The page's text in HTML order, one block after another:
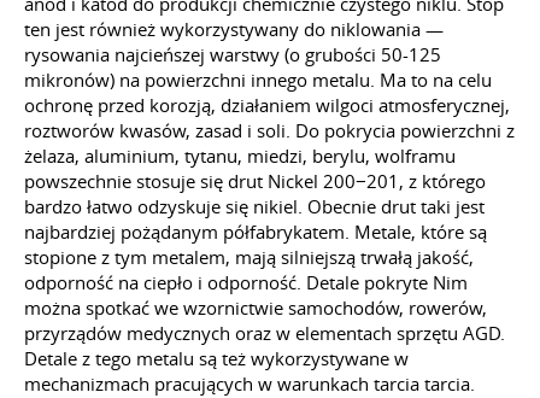
ten jest również wykorzystywany do niklowania —
rysowania najcieńszej warstwy (o grubości 50-125
mikronów) na powierzchni innego metalu. Ma to na celu
ochronę przed korozją, działaniem wilgoci atmosferycznej,
roztworów kwasów, zasad i soli. Do pokrycia powierzchni z
żelaza, aluminium, tytanu, miedzi, berylu, wolframu
powszechnie stosuje się drut Nickel 200−201, z którego
bardzo łatwo odzyskuje się nikiel. Obecnie drut taki jest
najbardziej pożądanym półfabrykatem. Metale, które są
stopione z tym metalem, mają silniejszą trwałą jakość,
odporność na ciepło i odporność. Detale pokryte Nim
można spotkać we wzornictwie samochodów, rowerów,
przyrządów medycznych oraz w elementach sprzętu AGD.
Detale z tego metalu są też wykorzystywane w
mechanizmach pracujących w warunkach tarcia tarcia.